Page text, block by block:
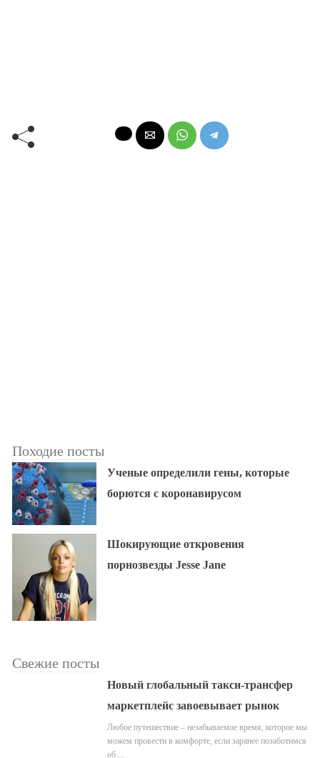
Походие посты
Ученые определили гены, которые
борются с коронавирусом
Шокирующие откровения
порнозвезды Jesse Jane
Свежие посты
Новый глобальный такси-трансфер
маркетплейс завоевывает рынок
Любое путешествие – незабываемое время, которое мы
можем провести в комфорте, если заранее позаботимся
об…